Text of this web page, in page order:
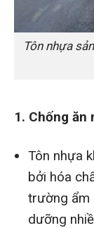
Tôn nhựa
1. Chống ăn
Tôn nhựa
bởi hóa
trường ẩm
dưỡng